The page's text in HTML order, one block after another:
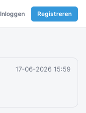
Inloggen Registreren
17-06-2026 15:59